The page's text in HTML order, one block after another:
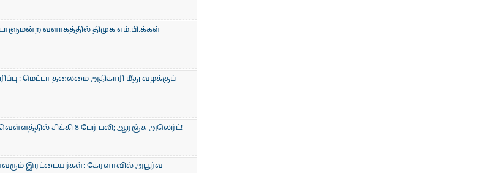
வளாகத்தில் திமுக எம்.பி.க்கள்
: மெட்டா தலைமை அதிகாரி மீது வழக்குப்
சிக்கி 8 பேர் பலி; ஆரஞ்சு அலெர்ட்!
இரட்டையர்கள்: கேரளாவில் அபூர்வ